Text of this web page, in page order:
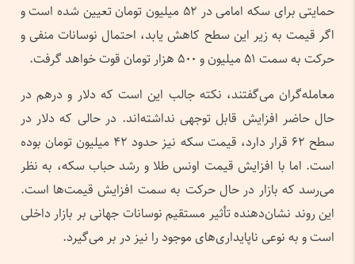
حمایتی برای سکه امامی در ۵۲ میلیون تومان تعیین شده است و
اگر قیمت به زیر این سطح کاهش یابد، احتمال نوسانات منفی و
حرکت به سمت ۵۱ میلیون و ۵۰۰ هزار تومان قوت خواهد گرفت.
معامله‌گران می‌گفتند، نکته جالب این است که دلار و درهم در
حال حاضر افزایش قابل توجهی نداشته‌اند. در حالی که دلار در
سطح ۶۲ قرار دارد، قیمت سکه نیز حدود ۴۲ میلیون تومان بوده
است. اما با افزایش قیمت اونس طلا و رشد حباب سکه، به نظر
می‌رسد که بازار در حال حرکت به سمت افزایش قیمت‌ها است.
این روند نشان‌دهنده تأثیر مستقیم نوسانات جهانی بر بازار داخلی
است و به نوعی ناپایداری‌های موجود را نیز در بر می‌گیرد.